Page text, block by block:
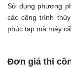
Sử dụng phương
các công trình
phúc tạp mà máy
Đơn giá thi